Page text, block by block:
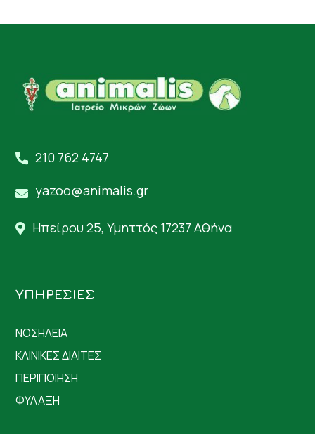
210 762 4747
yazoo@animalis.gr
Ηπείρου 25, Υμηττός 17237 Αθήνα
ΥΠΗΡΕΣΙΕΣ
ΝΟΣΗΛΕΙΑ
ΚΛΙΝΙΚΕΣ ΔΙΑΙΤΕΣ
ΠΕΡΙΠΟΙΗΣΗ
ΦΥΛΑΞΗ